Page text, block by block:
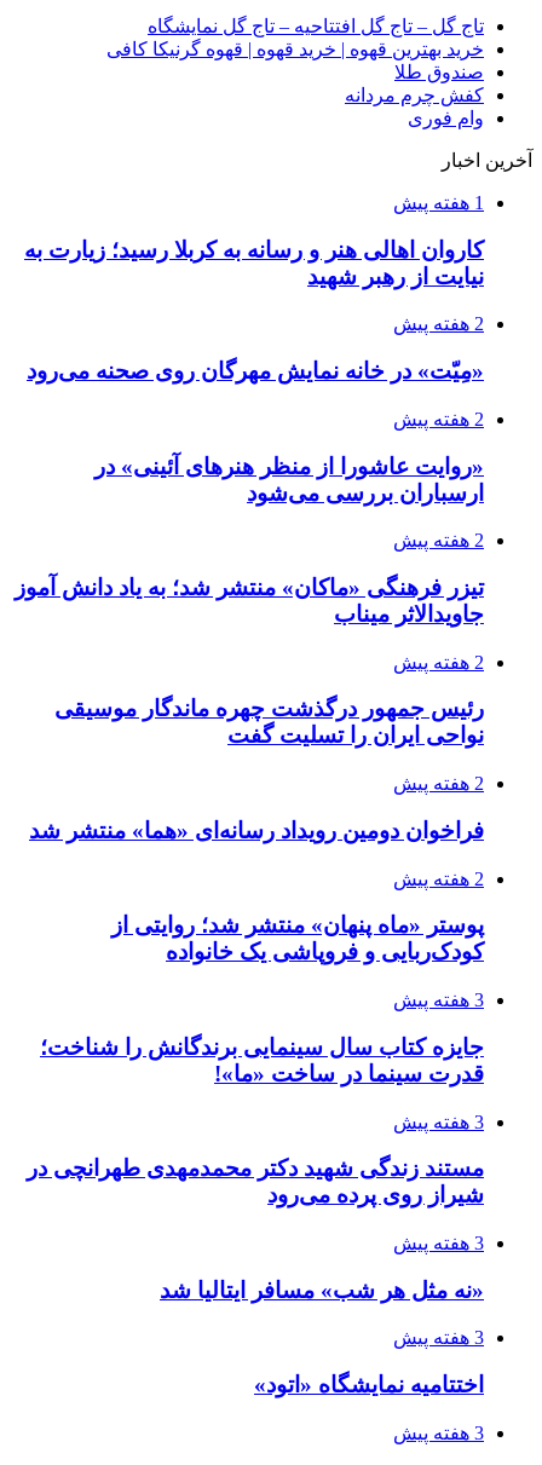
تاج گل – تاج گل افتتاحیه – تاج گل نمایشگاه
خرید بهترین قهوه | خرید قهوه | قهوه گرنیکا کافی
صندوق طلا
کفش چرم مردانه
وام فوری
آخرین اخبار
1 هفته پیش
کاروان اهالی هنر و رسانه به کربلا رسید؛ زیارت به
نیایت از رهبر شهید
2 هفته پیش
«مِیّت» در خانه نمایش مهرگان روی صحنه می‌رود
2 هفته پیش
«روایت عاشورا از منظر هنرهای آئینی» در
ارسباران بررسی می‌شود
2 هفته پیش
تیزر فرهنگی «ماکان» منتشر شد؛ به یاد دانش آموز
جاویدالاثر میناب
2 هفته پیش
رئیس جمهور درگذشت چهره ماندگار موسیقی
نواحی ایران را تسلیت گفت
2 هفته پیش
فراخوان دومین رویداد رسانه‌ای «هما» منتشر شد
2 هفته پیش
پوستر «ماه پنهان» منتشر شد؛ روایتی از
کودک‌ربایی و فروپاشی یک خانواده
3 هفته پیش
جایزه کتاب سال سینمایی برندگانش را شناخت؛
قدرت سینما در ساخت «ما»!
3 هفته پیش
مستند زندگی شهید دکتر محمدمهدی طهرانچی در
شیراز روی پرده می‌رود
3 هفته پیش
«نه مثل هر شب» مسافر ایتالیا شد
3 هفته پیش
اختتامیه نمایشگاه «اتود»
3 هفته پیش